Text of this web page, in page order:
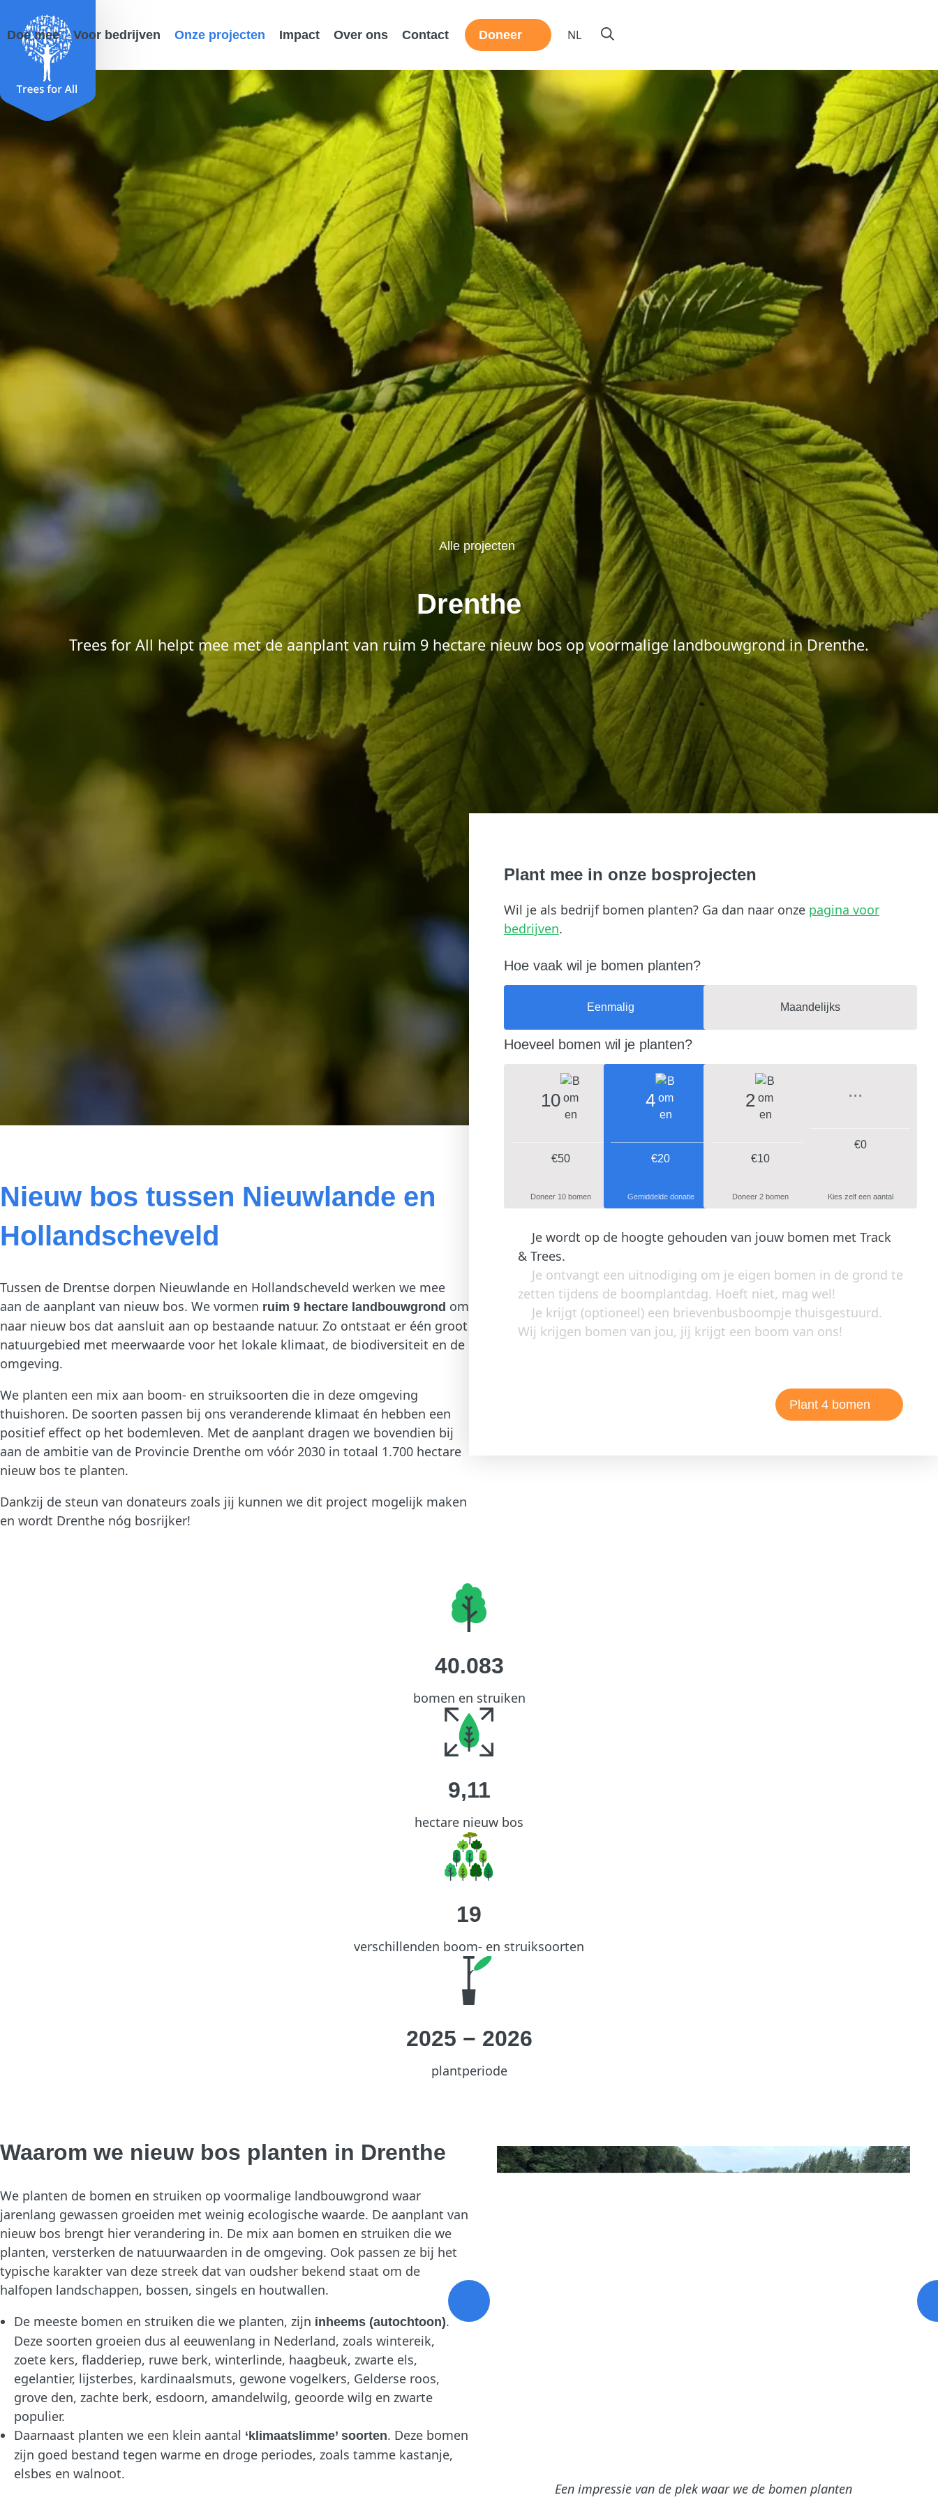
Doe mee Voor bedrijven Onze projecten Impact Over ons Contact Doneer NL
Alle projecten
Drenthe
Trees for All helpt mee met de aanplant van ruim 9 hectare nieuw bos op voormalige landbouwgrond in Drenthe.
Nieuw bos tussen Nieuwlande en
Hollandscheveld
Tussen de Drentse dorpen Nieuwlande en Hollandscheveld werken we mee
aan de aanplant van nieuw bos. We vormen ruim 9 hectare landbouwgrond om
naar nieuw bos dat aansluit aan op bestaande natuur. Zo ontstaat er één groot
natuurgebied met meerwaarde voor het lokale klimaat, de biodiversiteit en de
omgeving.
We planten een mix aan boom- en struiksoorten die in deze omgeving
thuishoren. De soorten passen bij ons veranderende klimaat én hebben een
positief effect op het bodemleven. Met de aanplant dragen we bovendien bij
aan de ambitie van de Provincie Drenthe om vóór 2030 in totaal 1.700 hectare
nieuw bos te planten.
Dankzij de steun van donateurs zoals jij kunnen we dit project mogelijk maken
en wordt Drenthe nóg bosrijker!
Plant mee in onze bosprojecten
Wil je als bedrijf bomen planten? Ga dan naar onze pagina voor
bedrijven.
Hoe vaak wil je bomen planten?
Eenmalig Maandelijks
Hoeveel bomen wil je planten?
10
€50
Doneer 10 bomen
4
€20
Gemiddelde donatie
2
€10
Doneer 2 bomen
€0
Kies zelf een aantal
Je wordt op de hoogte gehouden van jouw bomen met Track
& Trees.
Je ontvangt een uitnodiging om je eigen bomen in de grond te
zetten tijdens de boomplantdag. Hoeft niet, mag wel!
Je krijgt (optioneel) een brievenbusboompje thuisgestuurd.
Wij krijgen bomen van jou, jij krijgt een boom van ons!
Plant 4 bomen
40.083
bomen en struiken
9,11
hectare nieuw bos
19
verschillenden boom- en struiksoorten
2025 − 2026
plantperiode
Waarom we nieuw bos planten in Drenthe
We planten de bomen en struiken op voormalige landbouwgrond waar
jarenlang gewassen groeiden met weinig ecologische waarde. De aanplant van
nieuw bos brengt hier verandering in. De mix aan bomen en struiken die we
planten, versterken de natuurwaarden in de omgeving. Ook passen ze bij het
typische karakter van deze streek dat van oudsher bekend staat om de
halfopen landschappen, bossen, singels en houtwallen.
De meeste bomen en struiken die we planten, zijn inheems (autochtoon).
Deze soorten groeien dus al eeuwenlang in Nederland, zoals wintereik,
zoete kers, fladderiep, ruwe berk, winterlinde, haagbeuk, zwarte els,
egelantier, lijsterbes, kardinaalsmuts, gewone vogelkers, Gelderse roos,
grove den, zachte berk, esdoorn, amandelwilg, geoorde wilg en zwarte
populier.
Daarnaast planten we een klein aantal ‘klimaatslimme’ soorten. Deze bomen
zijn goed bestand tegen warme en droge periodes, zoals tamme kastanje,
elsbes en walnoot.
Een impressie van de plek waar we de bomen planten